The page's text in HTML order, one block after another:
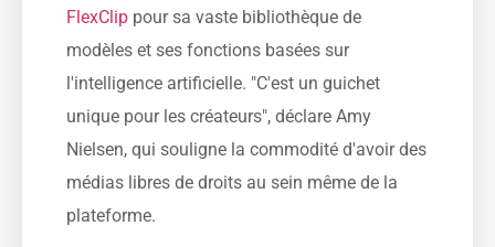
FlexClip pour sa vaste bibliothèque de
modèles et ses fonctions basées sur
l'intelligence artificielle. "C'est un guichet
unique pour les créateurs", déclare Amy
Nielsen, qui souligne la commodité d'avoir des
médias libres de droits au sein même de la
plateforme.